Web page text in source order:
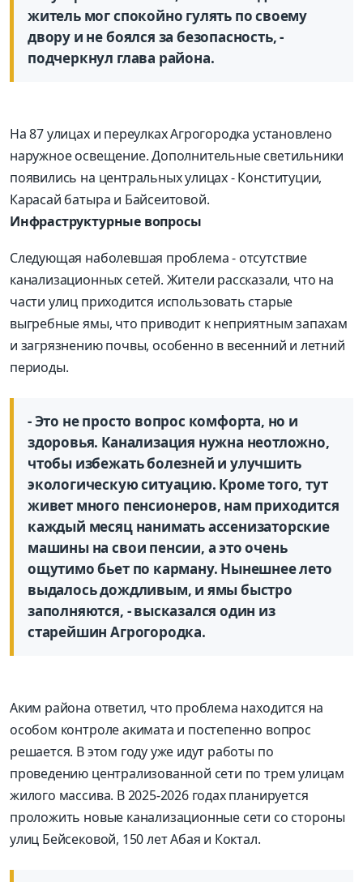
житель мог спокойно гулять по своему
двору и не боялся за безопасность, -
подчеркнул глава района.
На 87 улицах и переулках Агрогородка установлено
наружное освещение. Дополнительные светильники
появились на центральных улицах - Конституции,
Карасай батыра и Байсеитовой.
Инфраструктурные вопросы
Следующая наболевшая проблема - отсутствие
канализационных сетей. Жители рассказали, что на
части улиц приходится использовать старые
выгребные ямы, что приводит к неприятным запахам
и загрязнению почвы, особенно в весенний и летний
периоды.
- Это не просто вопрос комфорта, но и
здоровья. Канализация нужна неотложно,
чтобы избежать болезней и улучшить
экологическую ситуацию. Кроме того, тут
живет много пенсионеров, нам приходится
каждый месяц нанимать ассенизаторские
машины на свои пенсии, а это очень
ощутимо бьет по карману. Нынешнее лето
выдалось дождливым, и ямы быстро
заполняются, - высказался один из
старейшин Агрогородка.
Аким района ответил, что проблема находится на
особом контроле акимата и постепенно вопрос
решается. В этом году уже идут работы по
проведению централизованной сети по трем улицам
жилого массива. В 2025-2026 годах планируется
проложить новые канализационные сети со стороны
улиц Бейсековой, 150 лет Абая и Коктал.